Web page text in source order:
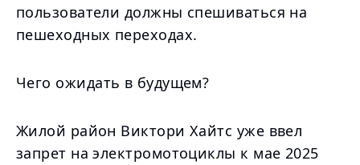
пользователи должны спешиваться на
пешеходных переходах.
Чего ожидать в будущем?
Жилой район Виктори Хайтс уже ввел
запрет на электромотоциклы к мае 2025